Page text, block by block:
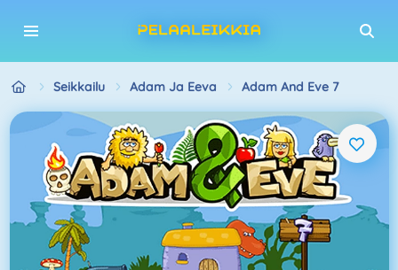
Seikkailu Adam Ja Eeva Adam And Eve 7